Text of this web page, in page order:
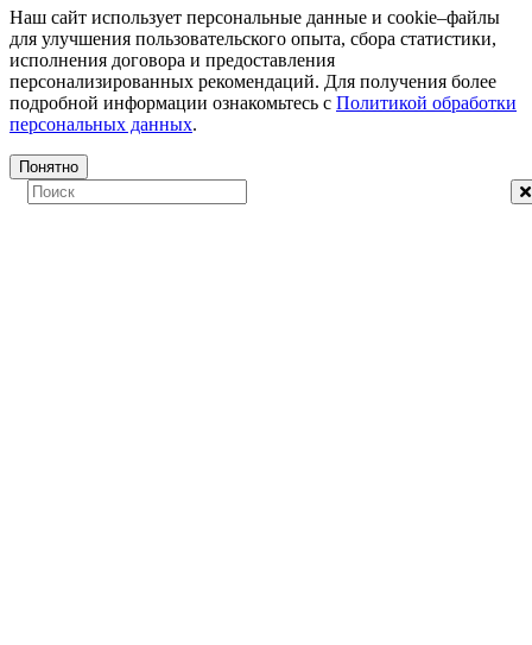
Наш сайт использует персональные данные и cookie–файлы
для улучшения пользовательского опыта, сбора статистики,
исполнения договора и предоставления
персонализированных рекомендаций. Для получения более
подробной информации ознакомьтесь с Политикой обработки
персональных данных.
Понятно